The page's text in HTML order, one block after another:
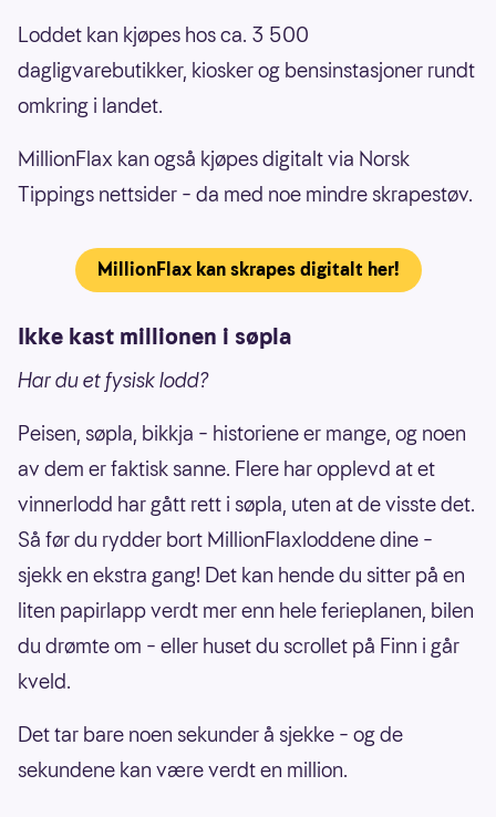
Loddet kan kjøpes hos ca. 3 500
dagligvarebutikker, kiosker og bensinstasjoner rundt
omkring i landet.
MillionFlax kan også kjøpes digitalt via Norsk
Tippings nettsider – da med noe mindre skrapestøv.
MillionFlax kan skrapes digitalt her!
Ikke kast millionen i søpla
Har du et fysisk lodd?
Peisen, søpla, bikkja – historiene er mange, og noen
av dem er faktisk sanne. Flere har opplevd at et
vinnerlodd har gått rett i søpla, uten at de visste det.
Så før du rydder bort MillionFlaxloddene dine –
sjekk en ekstra gang! Det kan hende du sitter på en
liten papirlapp verdt mer enn hele ferieplanen, bilen
du drømte om – eller huset du scrollet på Finn i går
kveld.
Det tar bare noen sekunder å sjekke – og de
sekundene kan være verdt en million.